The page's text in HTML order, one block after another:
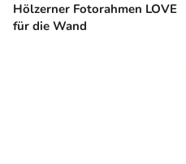
Hölzerner Fotorahmen LOVE
für die Wand